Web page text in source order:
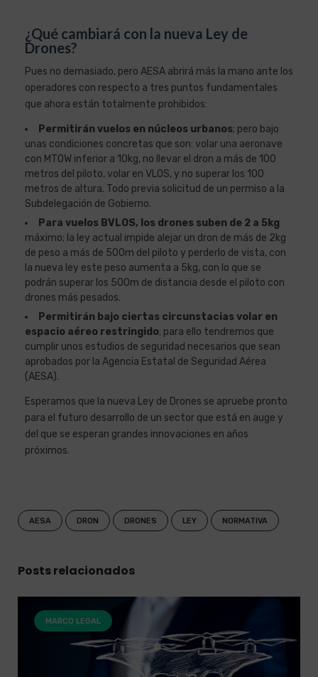
¿Qué cambiará con la nueva Ley de
Drones?
Pues no demasiado, pero AESA abrirá más la mano ante los
operadores con respecto a tres puntos fundamentales
que ahora están totalmente prohibidos:
Permitirán vuelos en núcleos urbanos; pero bajo
unas condiciones concretas que son: volar una aeronave
con MTOW inferior a 10kg, no llevar el dron a más de 100
metros del piloto, volar en VLOS, y no superar los 100
metros de altura. Todo previa solicitud de un permiso a la
Subdelegación de Gobierno.
Para vuelos BVLOS, los drones suben de 2 a 5kg
máximo; la ley actual impide alejar un dron de más de 2kg
de peso a más de 500m del piloto y perderlo de vista, con
la nueva ley este peso aumenta a 5kg, con lo que se
podrán superar los 500m de distancia desde el piloto con
drones más pesados.
Permitirán bajo ciertas circunstacias volar en
espacio aéreo restringido; para ello tendremos que
cumplir unos estudios de seguridad necesarios que sean
aprobados por la Agencia Estatal de Seguridad Aérea
(AESA).
Esperamos que la nueva Ley de Drones se apruebe pronto
para el futuro desarrollo de un sector que está en auge y
del que se esperan grandes innovaciones en años
próximos.
AESA DRON DRONES LEY NORMATIVA
Posts relacionados
MARCO LEGAL